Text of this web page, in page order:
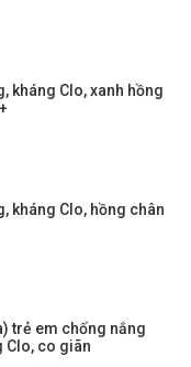
kháng Clo, xanh hồng
kháng Clo, hồng chân
trẻ em chống nắng
Clo, co giãn